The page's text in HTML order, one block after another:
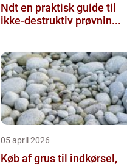
Ndt en praktisk guide til
ikke-destruktiv prøvnin...
05 april 2026
Køb af grus til indkørsel,